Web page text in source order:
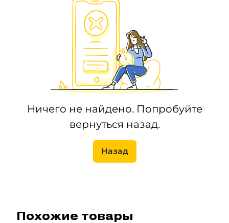
Ничего не найдено. Попробуйте
вернуться назад.
Назад
Похожие товары